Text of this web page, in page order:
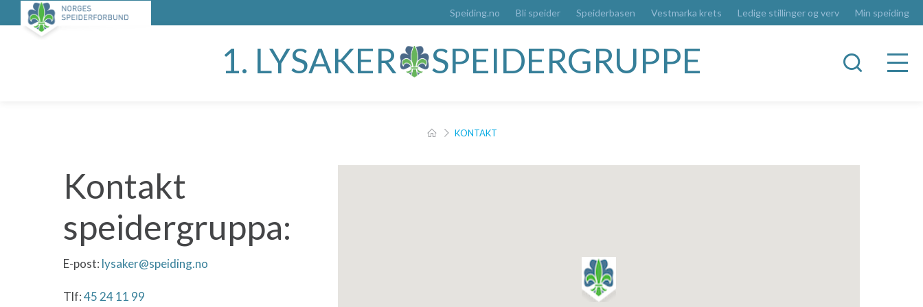
Speiding.no Bli speider Speiderbasen Vestmarka krets Ledige stillinger og verv Min speiding
1. LYSAKER SPEIDERGRUPPE
KONTAKT
Kontakt
speidergruppa:
E-post: lysaker@speiding.no
Tlf:45 24 11 99